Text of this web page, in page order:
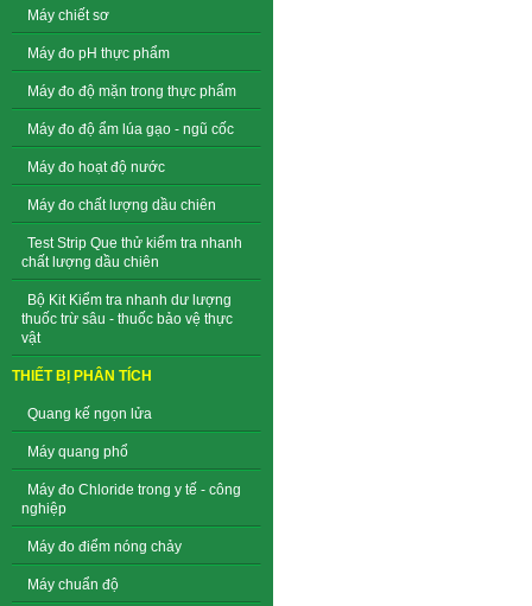
Máy chiết sơ
Máy đo pH thực phẩm
Máy đo độ mặn trong thực phẩm
Máy đo độ ẩm lúa gạo - ngũ cốc
Máy đo hoạt độ nước
Máy đo chất lượng dầu chiên
Test Strip Que thử kiểm tra nhanh
chất lượng dầu chiên
Bộ Kit Kiểm tra nhanh dư lượng
thuốc trừ sâu - thuốc bảo vệ thực
vật
THIẾT BỊ PHÂN TÍCH
Quang kế ngọn lửa
Máy quang phổ
Máy đo Chloride trong y tế - công
nghiệp
Máy đo điểm nóng chảy
Máy chuẩn độ